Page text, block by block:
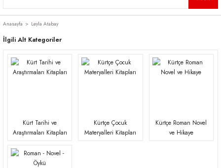
Anasayfa Leyla Atabay
İlgili Alt Kategoriler
Kürt Tarihi ve
Araştırmaları Kitapları
Kürtçe Çocuk
Materyalleri Kitapları
Kürtçe Roman Novel
ve Hikaye